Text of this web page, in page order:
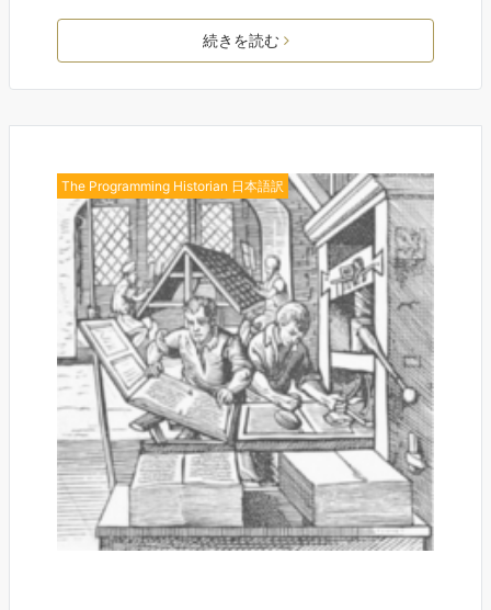
続きを読む
The Programming Historian 日本語訳